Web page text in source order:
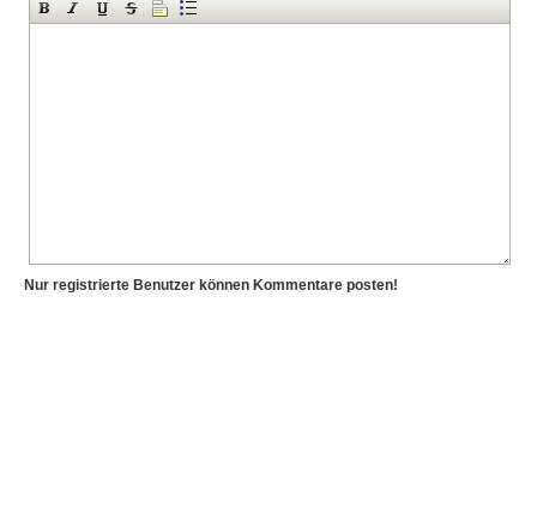
Nur registrierte Benutzer können Kommentare posten!